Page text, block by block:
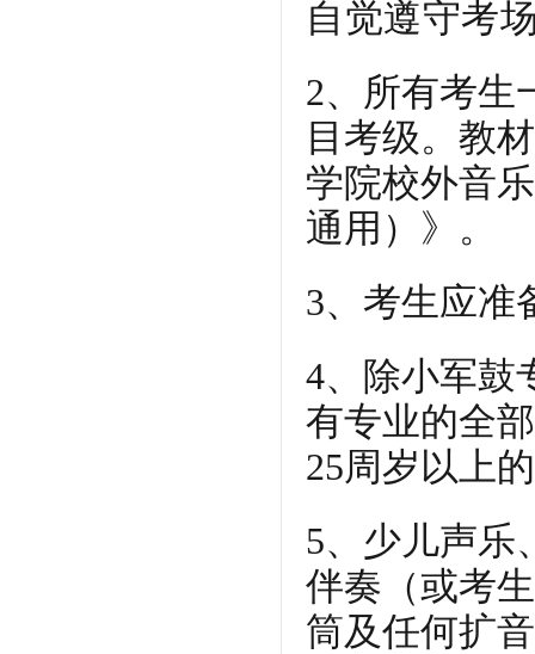
自觉遵守考
2、所有考生
目考级。教
学院校外音
通用）》。
3、考生应准
4、除小军鼓
有专业的全
25周岁以上
5、少儿声乐
伴奏（或考
筒及任何扩